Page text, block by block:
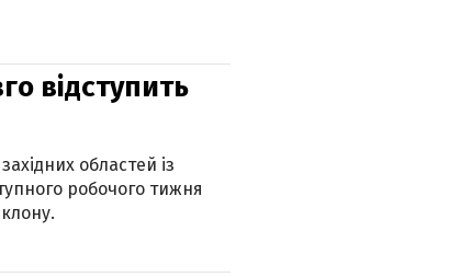
відступить
областей із
робочого тижня